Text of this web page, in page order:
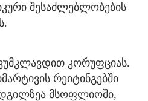
შესაძლებლობების
კორუფციას.
რეიტინგებში
მსოფლიოში,